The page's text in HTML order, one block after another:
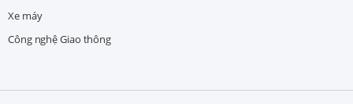
Xe máy
Công nghệ Giao thông